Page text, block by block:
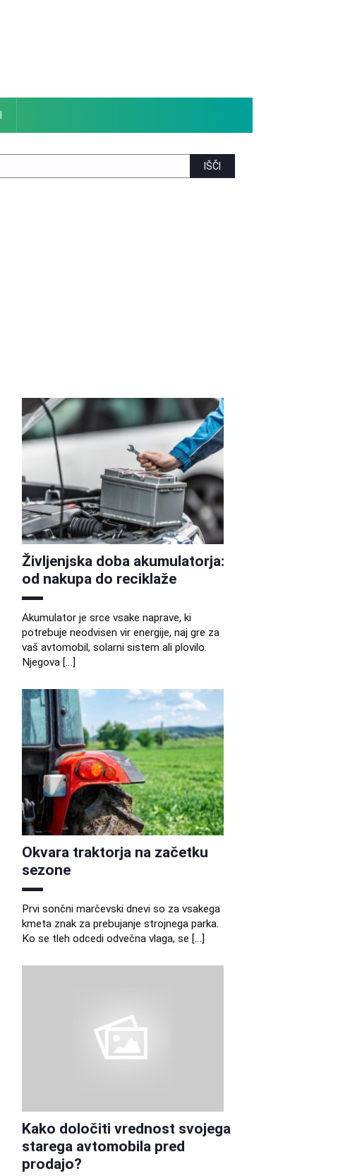
Življenjska doba akumulatorja:
od nakupa do reciklaže
Akumulator je srce vsake naprave, ki
potrebuje neodvisen vir energije, naj gre za
vaš avtomobil, solarni sistem ali plovilo.
Njegova […]
Okvara traktorja na začetku
sezone
Prvi sončni marčevski dnevi so za vsakega
kmeta znak za prebujanje strojnega parka.
Ko se tleh odcedi odvečna vlaga, se […]
Kako določiti vrednost svojega
starega avtomobila pred
prodajo?